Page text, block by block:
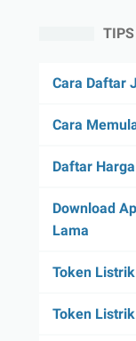
Cara Daftar
Cara
Daftar
Download
Lama
Token Listrik
Token